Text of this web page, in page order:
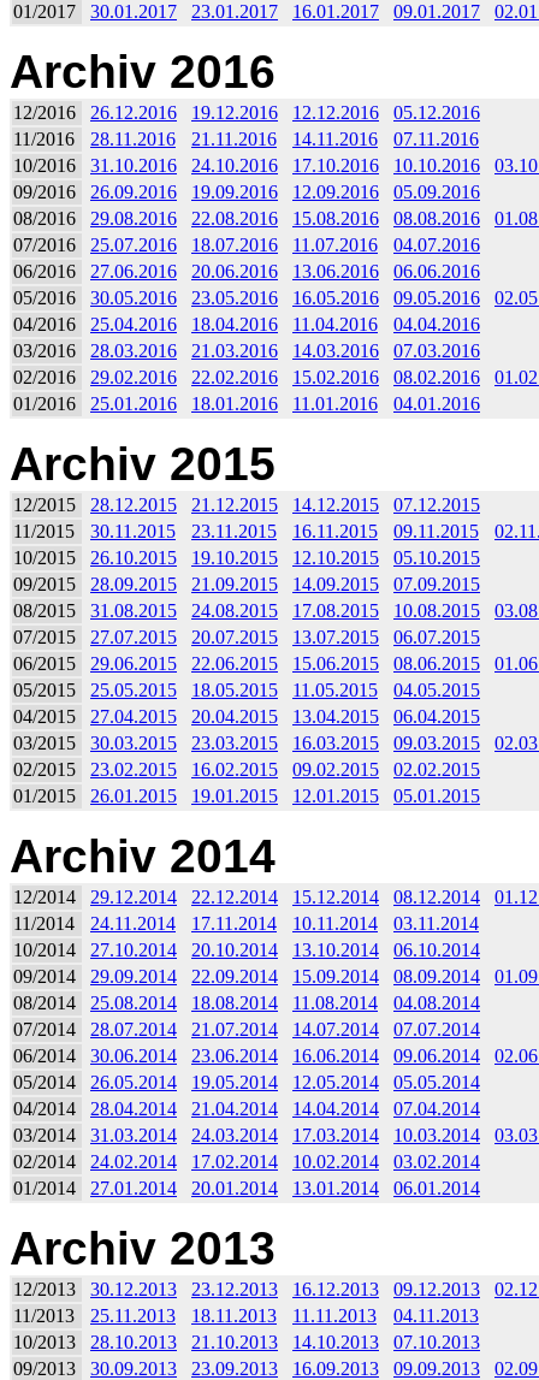
01/2017
30.01.2017 23.01.2017 16.01.2017 09.01.2017
Archiv 2016
12/2016 26.12.2016 19.12.2016 12.12.2016
05.12.2016
11/2016
28.11.2016 21.11.2016 14.11.2016
07.11.2016
10/2016
31.10.2016 24.10.2016 17.10.2016 10.10.2016
09/2016
26.09.2016 19.09.2016 12.09.2016
05.09.2016
08/2016
29.08.2016 22.08.2016 15.08.2016 08.08.2016
07/2016
25.07.2016 18.07.2016 11.07.2016
04.07.2016
06/2016
27.06.2016 20.06.2016 13.06.2016
06.06.2016
05/2016
30.05.2016 23.05.2016 16.05.2016 09.05.2016
04/2016
25.04.2016 18.04.2016 11.04.2016
04.04.2016
03/2016
28.03.2016 21.03.2016 14.03.2016
07.03.2016
02/2016
29.02.2016 22.02.2016 15.02.2016 08.02.2016
01/2016
25.01.2016 18.01.2016 11.01.2016 04.01.2016
Archiv 2015
12/2015 28.12.2015 21.12.2015 14.12.2015
07.12.2015
11/2015
30.11.2015 23.11.2015 16.11.2015 09.11.2015
10/2015
26.10.2015 19.10.2015 12.10.2015
05.10.2015
09/2015
28.09.2015 21.09.2015 14.09.2015
07.09.2015
08/2015
31.08.2015 24.08.2015 17.08.2015 10.08.2015
07/2015
27.07.2015 20.07.2015 13.07.2015
06.07.2015
06/2015
29.06.2015 22.06.2015 15.06.2015 08.06.2015
05/2015
25.05.2015 18.05.2015 11.05.2015
04.05.2015
04/2015
27.04.2015 20.04.2015 13.04.2015
06.04.2015
03/2015
30.03.2015 23.03.2015 16.03.2015 09.03.2015
02/2015
23.02.2015 16.02.2015 09.02.2015
02.02.2015
01/2015
26.01.2015 19.01.2015 12.01.2015 05.01.2015
Archiv 2014
12/2014 29.12.2014 22.12.2014 15.12.2014 08.12.2014
11/2014
24.11.2014 17.11.2014 10.11.2014
03.11.2014
10/2014
27.10.2014 20.10.2014 13.10.2014
06.10.2014
09/2014
29.09.2014 22.09.2014 15.09.2014 08.09.2014
08/2014
25.08.2014 18.08.2014 11.08.2014
04.08.2014
07/2014
28.07.2014 21.07.2014 14.07.2014
07.07.2014
06/2014
30.06.2014 23.06.2014 16.06.2014 09.06.2014
05/2014
26.05.2014 19.05.2014 12.05.2014
05.05.2014
04/2014
28.04.2014 21.04.2014 14.04.2014
07.04.2014
03/2014
31.03.2014 24.03.2014 17.03.2014 10.03.2014
02/2014
24.02.2014 17.02.2014 10.02.2014
03.02.2014
01/2014
27.01.2014 20.01.2014 13.01.2014 06.01.2014
Archiv 2013
12/2013 30.12.2013 23.12.2013 16.12.2013 09.12.2013
11/2013
25.11.2013 18.11.2013 11.11.2013
04.11.2013
10/2013
28.10.2013 21.10.2013 14.10.2013
07.10.2013
09/2013
30.09.2013 23.09.2013 16.09.2013 09.09.2013